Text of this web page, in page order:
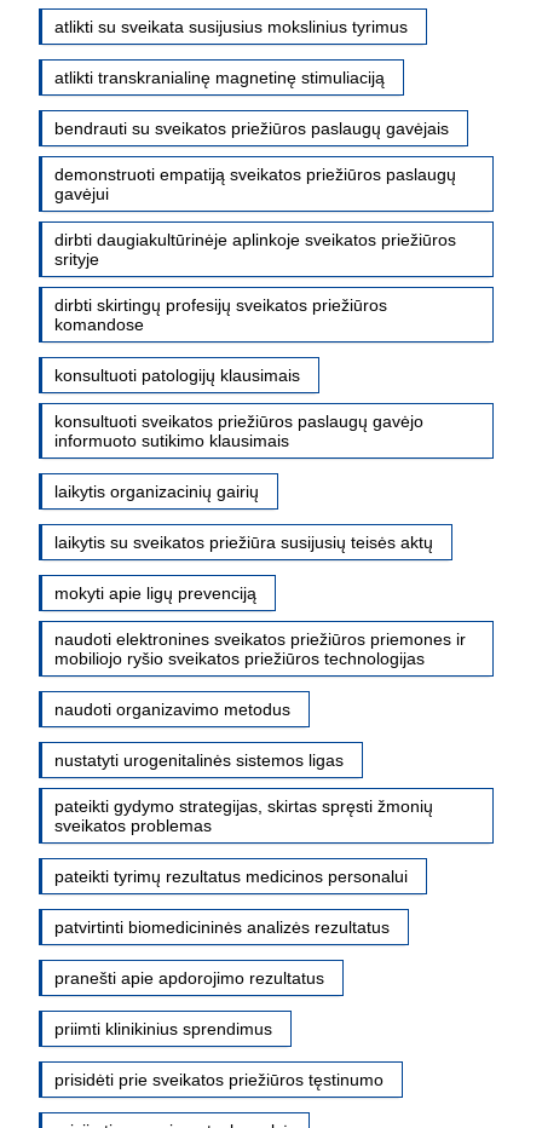
atlikti su sveikata susijusius mokslinius tyrimus
atlikti transkranialinę magnetinę stimuliaciją
bendrauti su sveikatos priežiūros paslaugų gavėjais
demonstruoti empatiją sveikatos priežiūros paslaugų
gavėjui
dirbti daugiakultūrinėje aplinkoje sveikatos priežiūros
srityje
dirbti skirtingų profesijų sveikatos priežiūros
komandose
konsultuoti patologijų klausimais
konsultuoti sveikatos priežiūros paslaugų gavėjo
informuoto sutikimo klausimais
laikytis organizacinių gairių
laikytis su sveikatos priežiūra susijusių teisės aktų
mokyti apie ligų prevenciją
naudoti elektronines sveikatos priežiūros priemones ir
mobiliojo ryšio sveikatos priežiūros technologijas
naudoti organizavimo metodus
nustatyti urogenitalinės sistemos ligas
pateikti gydymo strategijas, skirtas spręsti žmonių
sveikatos problemas
pateikti tyrimų rezultatus medicinos personalui
patvirtinti biomedicininės analizės rezultatus
pranešti apie apdorojimo rezultatus
priimti klinikinius sprendimus
prisidėti prie sveikatos priežiūros tęstinumo